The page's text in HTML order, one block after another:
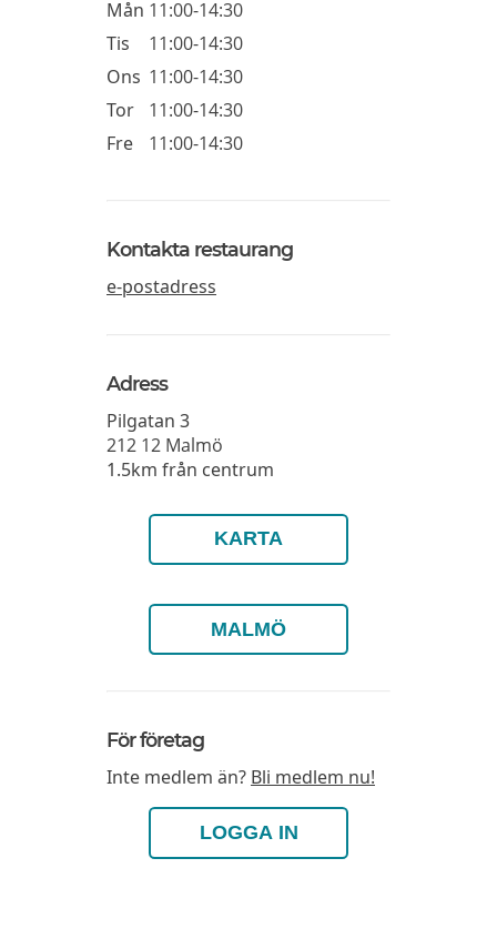
Mån 11:00-14:30
Tis
11:00-14:30
Ons 11:00-14:30
Tor
11:00-14:30
Fre
11:00-14:30
Kontakta restaurang
e-postadress
Adress
Pilgatan 3
212 12 Malmö
1.5km från centrum
KARTA
MALMÖ
För företag
Inte medlem än? Bli medlem nu!
LOGGA IN